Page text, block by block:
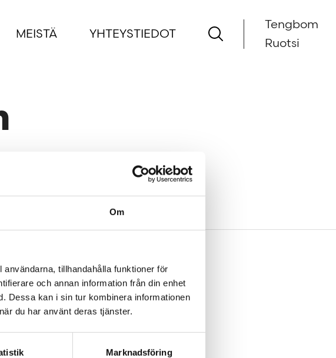
Om
tillhandahålla funktioner för
och annan information från din enhet
Dessa kan i sin tur kombinera informationen
du har använt deras tjänster.
Marknadsföring
MEISTÄ YHTEYSTIEDOT
Tengbom
Ruotsi